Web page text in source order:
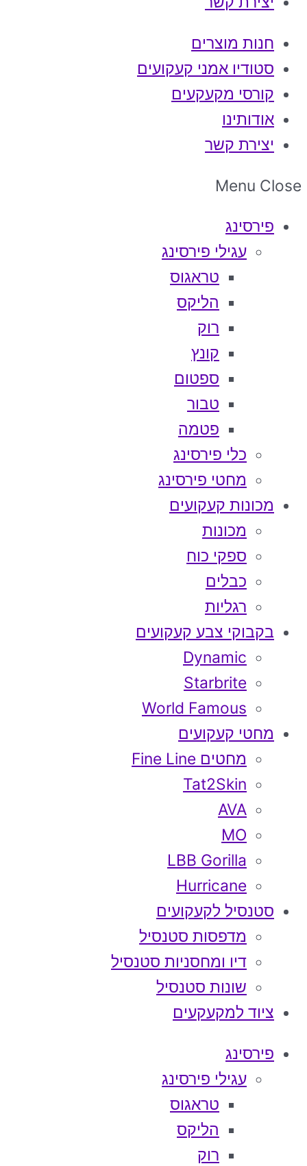
חנות מוצרים
סטודיו אמני קעקועים
קורסי מקעקעים
אודותינו
יצירת קשר
Menu Close
פירסינג
עגילי פירסינג
טראגוס
הליקס
רוק
קונץ
ספטום
טבור
פטמה
כלי פירסינג
מחטי פירסינג
מכונות קעקועים
מכונות
ספקי כוח
כבלים
רגליות
בקבוקי צבע קעקועים
Dynamic
Starbrite
World Famous
מחטי קעקועים
מחטים Fine Line
Tat2Skin
AVA
MO
LBB Gorilla
Hurricane
סטנסיל לקעקועים
מדפסות סטנסיל
דיו ומחסניות סטנסיל
שונות סטנסיל
ציוד למקעקעים
פירסינג
עגילי פירסינג
טראגוס
הליקס
רוק